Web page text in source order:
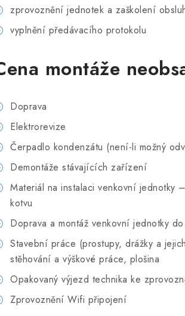
zprovoznění jednotek a zaškolení
vyplnění předávacího protokolu
montáže
Doprava
Elektrorevize
Čerpadlo kondenzátu (není-li možný
Demontáže stávajících zařízení
Materiál na instalaci venkovní jednotky
kotvu
Doprava a montáž venkovní jednotky
Stavební práce (prostupy, drážky a
stěhování a výškové práce, plošina
Opakovaný výjezd technika ke
Zprovoznění Wifi připojení